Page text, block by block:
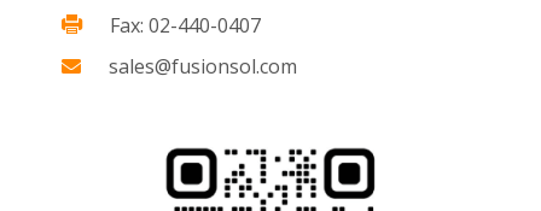
Fax: 02-440-0407
sales@fusionsol.com